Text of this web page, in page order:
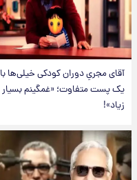
آقای مجریِ دوران کودکی خیلی‌ها با
یک پست متفاوت؛ «غمگینم بسیار
زیاد»!